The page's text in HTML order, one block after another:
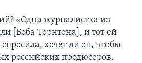
«Одна журналистка из
[Боба Торнтона], и тот ей
хочет ли он, чтобы
российских продюсеров.